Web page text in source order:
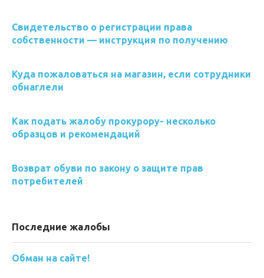
Свидетельство о регистрации права
собственности — инструкция по получению
Куда пожаловаться на магазин, если сотрудники
обнаглели
Как подать жалобу прокурору- несколько
образцов и рекомендаций
Возврат обуви по закону о защите прав
потребителей
Последние жалобы
Обман на сайте!